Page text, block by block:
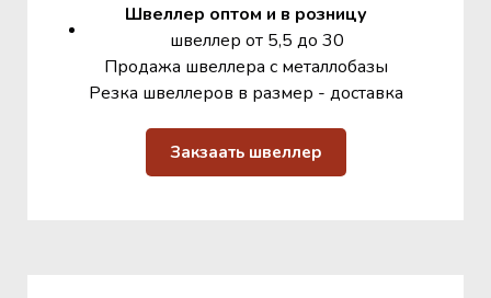
Швеллер оптом и в розницу
швеллер от 5,5 до 30
Продажа швеллера с металлобазы
Резка швеллеров в размер - доставка
Закзаать швеллер